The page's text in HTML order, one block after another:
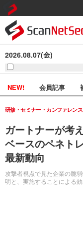
2026.08.07(金)
NEW! 会員記事
ガートナーが考
ベースのペネト
最新動向
攻撃者視点で見た企業の脆
明と、実施することによる
研修・セミナー・カンファレンス